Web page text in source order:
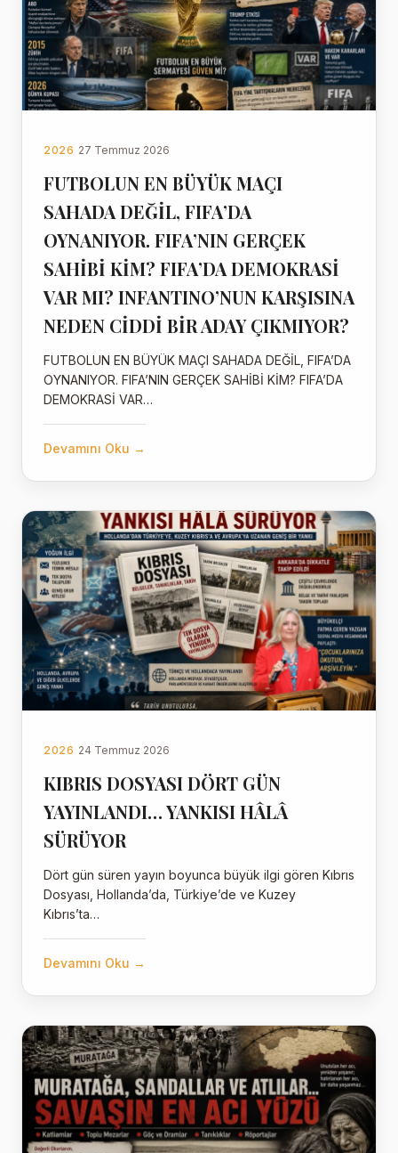
2026 27 Temmuz 2026
FUTBOLUN EN BÜYÜK MAÇI
SAHADA DEĞİL, FIFA’DA
OYNANIYOR. FIFA’NIN GERÇEK
SAHİBİ KİM? FIFA’DA DEMOKRASİ
VAR MI? INFANTINO’NUN KARŞISINA
NEDEN CİDDİ BİR ADAY ÇIKMIYOR?
FUTBOLUN EN BÜYÜK MAÇI SAHADA DEĞİL, FIFA’DA
OYNANIYOR. FIFA’NIN GERÇEK SAHİBİ KİM? FIFA’DA
DEMOKRASİ VAR…
Devamını Oku →
2026 24 Temmuz 2026
KIBRIS DOSYASI DÖRT GÜN
YAYINLANDI… YANKISI HÂLÂ
SÜRÜYOR
Dört gün süren yayın boyunca büyük ilgi gören Kıbrıs
Dosyası, Hollanda’da, Türkiye’de ve Kuzey
Kıbrıs’ta…
Devamını Oku →